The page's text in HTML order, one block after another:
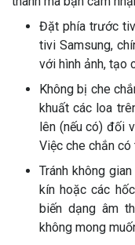
Đặt phía trước
tivi Samsung,
với hình ảnh, tạo
Không bị che
khuất các loa
lên (nếu có) đối
Việc che chắn có
Tránh không
kín hoặc các
biến dạng âm
không mong